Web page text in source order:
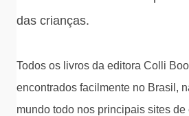
das crianças.
Todos os livros da editora Colli
encontrados facilmente no Brasil,
mundo todo nos principais sites de